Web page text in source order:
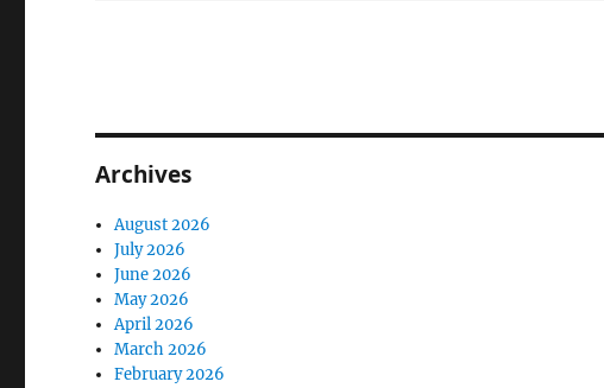
Archives
August 2026
July 2026
June 2026
May 2026
April 2026
March 2026
February 2026